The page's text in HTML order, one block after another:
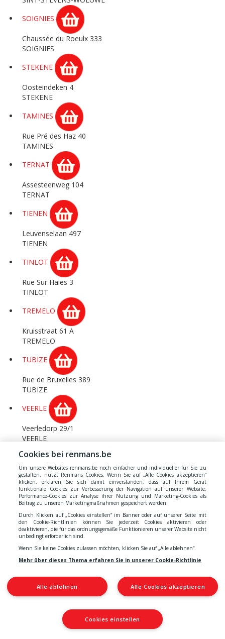
SOIGNIES
Chaussée du Roeulx 333
SOIGNIES
STEKENE
Oosteindeken 4
STEKENE
TAMINES
Rue Pré des Haz 40
TAMINES
TERNAT
Assesteenweg 104
TERNAT
TIENEN
Leuvenselaan 497
TIENEN
TINLOT
Rue Sur Haies 3
TINLOT
TREMELO
Kruisstraat 61 A
TREMELO
TUBIZE
Rue de Bruxelles 389
TUBIZE
VEERLE
Veerledorp 29/1
VEERLE
VILVOORDE 2
Leuvensesteenweg 229
VILVOORDE
VIRTON
Faubourg d'Arrival 65
VIRTON
Collège van Luxemburglaan 2
VOSSEM
Rue des Tendeurs 1
Cookies bei renmans.be
Um unsere Websites renmans.be noch einfacher und individueller für Sie zu
gestalten, nutzt Renmans Cookies. Wenn Sie auf „Alle Cookies akzeptieren“
klicken, erklären Sie sich damit einverstanden, dass auf Ihrem Gerät
funktionale Cookies zur Verbesserung der Navigation auf unserer Website,
Performance-Cookies zur Analyse ihrer Nutzung und Marketing-Cookies als
Beitrag zu unseren Marketingmaßnahmen gespeichert werden.
Durch Klicken auf „Cookies einstellen“ im Banner oder auf unserer Seite mit
den Cookie-Richtlinien können Sie jederzeit Cookies aktivieren oder
deaktivieren, die für das ordnungsgemäße Funktionieren unserer Website nicht
unbedingt erforderlich sind.
Wenn Sie keine Cookies zulassen möchten, klicken Sie auf „Alle ablehnen“.
Mehr über dieses Thema erfahren Sie in unserer Cookie-Richtlinie
Alle Cookies akzeptieren
Alle ablehnen
Cookies einstellen